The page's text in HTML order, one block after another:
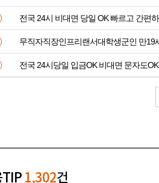
전국 24시 비대면 당일 OK 빠르고 간편
무직자직장인프
전국 24시당일 입금OK 비대면 문자도OK
TIP 1,302건